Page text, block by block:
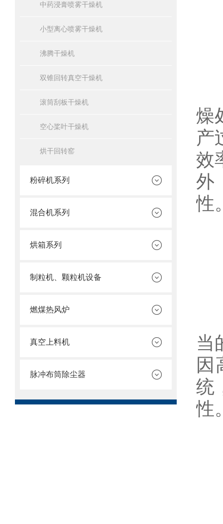
中药浸膏喷雾干燥机
小型离心喷雾干燥机
沸腾干燥机
双锥回转真空干燥机
滚筒刮板干燥机
空心桨叶干燥机
烘干回转窑
粉碎机系列
混合机系列
烘箱系列
制粒机、颗粒机设备
燃煤热风炉
真空上料机
脉冲布筒除尘器
燥
产
效
外
性
当
因
统
性